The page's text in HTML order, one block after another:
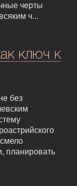
черты
ч...
ключ к
без
планировать